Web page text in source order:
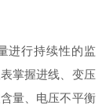
进行持续性的监
掌握进线、变压
量、电压不平衡